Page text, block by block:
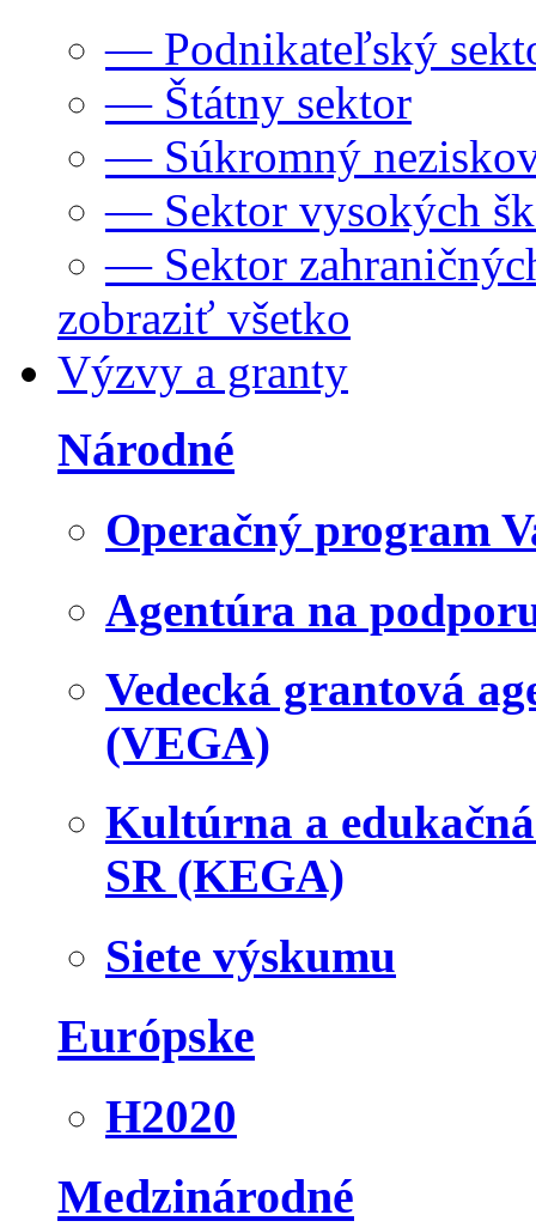
— Podnikateľský
— Štátny sektor
— Súkromný
— Sektor vysokých
— Sektor
zobraziť všetko
Výzvy a granty
Národné
Operačný program
Agentúra na
Vedecká grantová
(VEGA)
Kultúrna a
SR (KEGA)
Siete výskumu
Európske
H2020
Medzinárodné